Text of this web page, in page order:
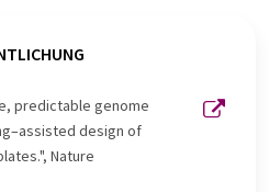
predictable genome
design of
Nature